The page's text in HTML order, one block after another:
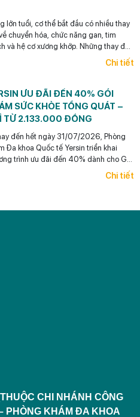
lớn tuổi, cơ thể bắt đầu có nhiều thay
chuyển hóa, chức năng gan, tim
và hệ cơ xương khớp. Những thay đổi
thường diễn tiến âm thầm, chưa biểu
cuộc sống.
Chi tiết
ƯU ĐÃI ĐẾN 40% GÓI
SỨC KHỎE TỔNG QUÁT –
TỪ 2.133.000 ĐỒNG
đến hết ngày 31/07/2026, Phòng
Đa khoa Quốc tế Yersin triển khai
trình ưu đãi đến 40% dành cho Gói
Chi tiết
CHI NHÁNH CÔNG
PHÒNG KHÁM ĐA KHOA